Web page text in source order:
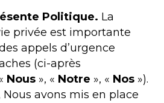
Politique. La
privée est importante
appels d’urgence
(ci-après
Nous », « Notre », « Nos »).
avons mis en place